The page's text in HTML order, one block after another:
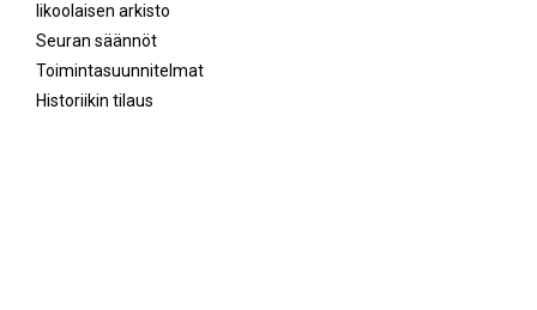
Iikoolaisen arkisto
Seuran säännöt
Toimintasuunnitelmat
Historiikin tilaus